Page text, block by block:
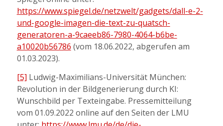
https://www.spiegel.de/netzwelt/gadgets/dall-e-2-
und-google-imagen-die-text-zu-quatsch-
generatoren-a-9caeeb86-7980-4064-b6be-
a10020b56786 (vom 18.06.2022, abgerufen am
01.03.2023).
[5] Ludwig-Maximilians-Universität München:
Revolution in der Bildgenerierung durch KI:
Wunschbild per Texteingabe. Pressemitteilung
vom 01.09.2022 online auf den Seiten der LMU